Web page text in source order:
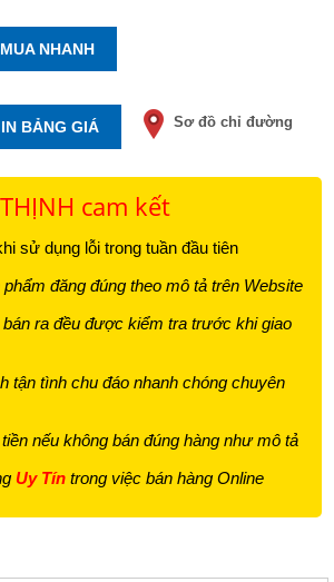
MUA NHANH
IN BẢNG GIÁ Sơ đồ chỉ đường
cam kết
sử dụng lỗi trong tuần đầu tiên
phẩm đăng đúng theo mô tả trên Website
bán ra đều được kiểm tra trước khi giao
tận tình chu đáo nhanh chóng chuyên
nếu không bán đúng hàng như mô tả
Uy Tín trong việc bán hàng Online